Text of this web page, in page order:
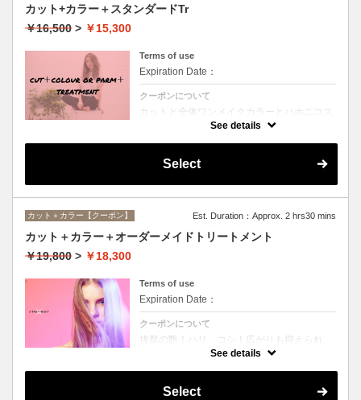
カット+カラー＋スタンダードTr
￥16,500 > ￥15,300
Terms of use
Expiration Date：
クーポンについて
カットと全体ワンメイクカラーとハホニコス
ペシャルトリートメントのオススメメニュー
♪デザインや髪の状態によってお薬を塗り分
けます。シャンプー、ブロー込み。ロング料
See details
Select
カット＋カラー【クーポン】 Est. Duration：Approx. 2 hrs30 mins
カット＋カラー＋オーダーメイドトリートメント
￥19,800 > ￥18,300
Terms of use
Expiration Date：
クーポンについて
抜群の艶！ハリ、コシ！広がりも抑えられ
る！どんなに傷んだ髪も、鮮やかなハイトー
ンカラーも、極上美しい髪へ☆
See details
Select